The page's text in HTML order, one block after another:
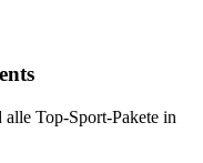
Top-Sport-Pakete in